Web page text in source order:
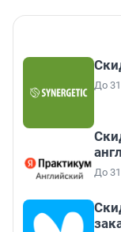
До
До